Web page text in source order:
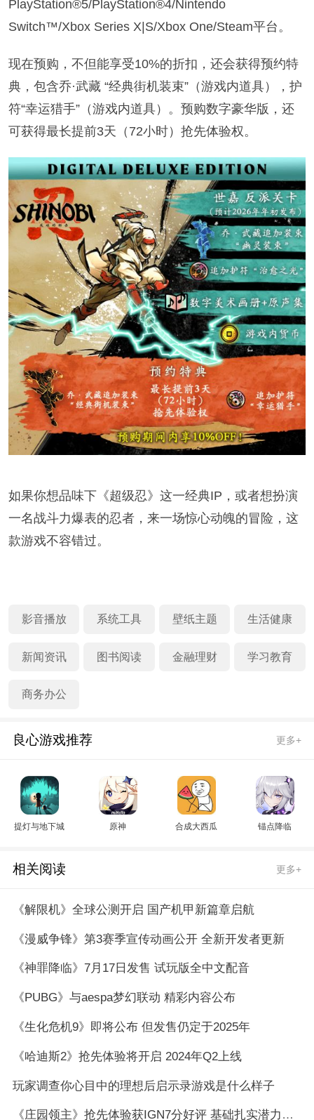
PlayStation®5/PlayStation®4/Nintendo
Switch™/Xbox Series X|S/Xbox One/Steam平台。
现在预购，不但能享受10%的折扣，还会获得预约特
典，包含乔·武藏 “经典街机装束”（游戏内道具），护
符“幸运猎手”（游戏内道具）。预购数字豪华版，还
可获得最长提前3天（72小时）抢先体验权。
如果你想品味下《超级忍》这一经典IP，或者想扮演
一名战斗力爆表的忍者，来一场惊心动魄的冒险，这
款游戏不容错过。
影音播放 系统工具 壁纸主题 生活健康
新闻资讯 图书阅读 金融理财 学习教育
商务办公
良心游戏推荐 更多+
提灯与地下城 原神 合成大西瓜 锚点降临
相关阅读 更多+
《解限机》全球公测开启 国产机甲新篇章启航
《漫威争锋》第3赛季宣传动画公开 全新开发者更新
《神罪降临》7月17日发售 试玩版全中文配音
《PUBG》与aespa梦幻联动 精彩内容公布
《生化危机9》即将公布 但发售仍定于2025年
《哈迪斯2》抢先体验将开启 2024年Q2上线
玩家调查你心目中的理想后启示录游戏是什么样子
《庄园领主》抢先体验获IGN7分好评 基础扎实潜力无限